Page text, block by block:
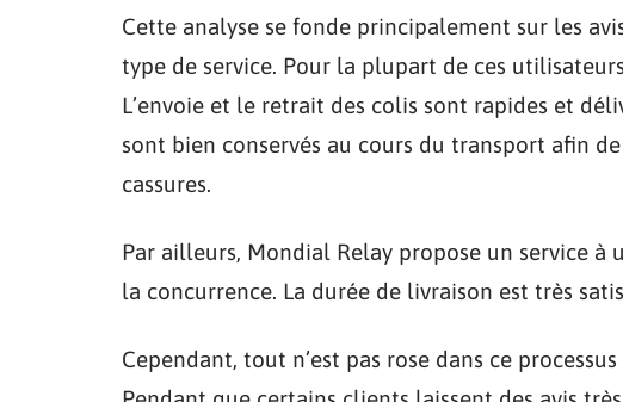
Cette analyse se fonde principalement sur les
type de service. Pour la plupart de ces
L’envoie et le retrait des colis sont rapides et
sont bien conservés au cours du transport afin
cassures.
Par ailleurs, Mondial Relay propose un service
la concurrence. La durée de livraison est très
Cependant, tout n’est pas rose dans ce